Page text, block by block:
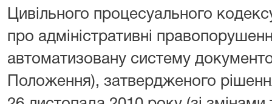
Цивільного процесуального
про адміністративні
автоматизовану систему
Положення), затвердженого